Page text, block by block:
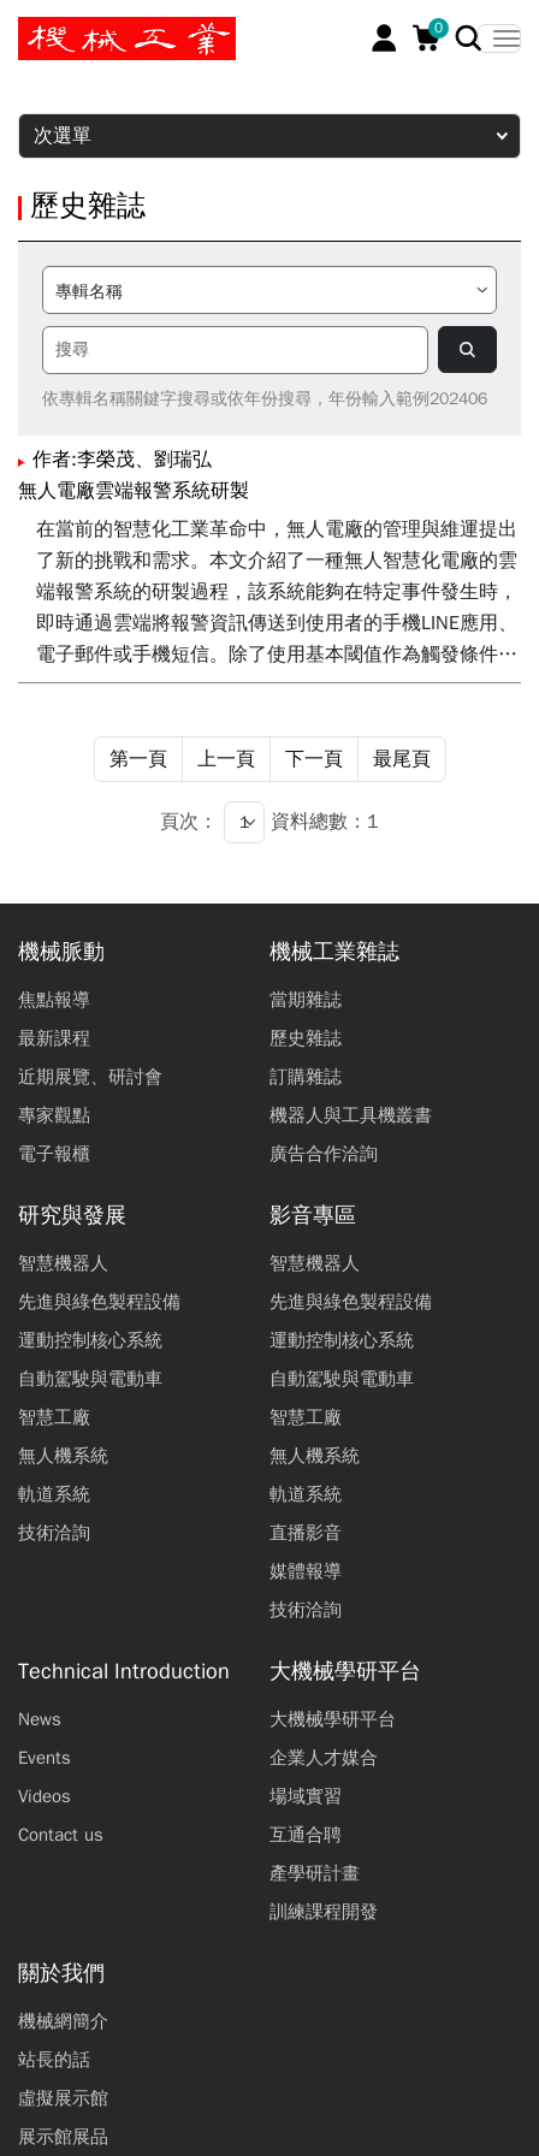
0
暫停
次選單
歷史雜誌
依專輯名稱關鍵字搜尋或依年份搜尋，年份輸入範例202406
作者:李榮茂、劉瑞弘
無人電廠雲端報警系統研製
在當前的智慧化工業革命中，無人電廠的管理與維運提出
了新的挑戰和需求。本文介紹了一種無人智慧化電廠的雲
端報警系統的研製過程，該系統能夠在特定事件發生時，
即時通過雲端將報警資訊傳送到使用者的手機LINE應用、
電子郵件或手機短信。除了使用基本閾值作為觸發條件，
該系統還採用機器學習演算法構建的運行參數關聯模型，
夠更有效率地進行管理，並對設備可能出現的問題做出快
速反應。
第一頁 上一頁 下一頁 最尾頁
頁次： 資料總數：1
機械脈動
焦點報導
最新課程
近期展覽、研討會
專家觀點
電子報櫃
機械工業雜誌
當期雜誌
歷史雜誌
訂購雜誌
機器人與工具機叢書
廣告合作洽詢
研究與發展
智慧機器人
先進與綠色製程設備
運動控制核心系統
自動駕駛與電動車
智慧工廠
無人機系統
軌道系統
技術洽詢
影音專區
智慧機器人
先進與綠色製程設備
運動控制核心系統
自動駕駛與電動車
智慧工廠
無人機系統
軌道系統
直播影音
媒體報導
技術洽詢
Technical Introduction
News
Events
Videos
Contact us
大機械學研平台
大機械學研平台
企業人才媒合
場域實習
互通合聘
產學研計畫
訓練課程開發
關於我們
機械網簡介
站長的話
虛擬展示館
展示館展品